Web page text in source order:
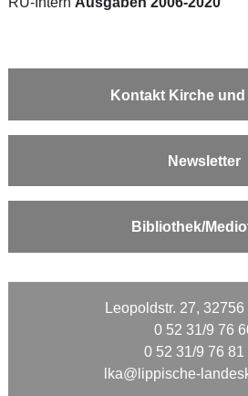
Kontakt Kirche
Newsletter
Bibliothek/
Leopoldstr. 27,
0 52 31/9 76
0 52 31/9 76 81
lka@lippische-